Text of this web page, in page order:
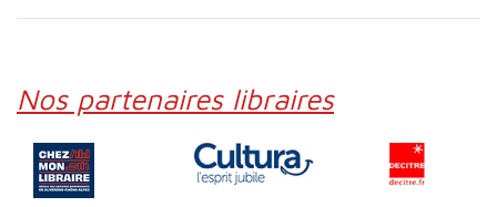
Nos partenaires libraires